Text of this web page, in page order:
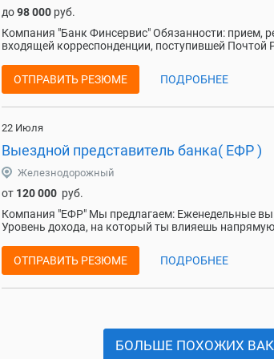
до98 000 руб.
Компания "Банк Финсервис" Обязанности: прием,
входящей корреспонденции, поступившей Почтой
ОТПРАВИТЬ РЕЗЮМЕ ПОДРОБНЕЕ
22 Июля
Выездной представитель банка( ЕФР )
Железнодорожный
от 120 000 руб.
Компания "ЕФР" Мы предлагаем: Еженедельные
Уровень дохода, на который ты влияешь
ОТПРАВИТЬ РЕЗЮМЕ ПОДРОБНЕЕ
БОЛЬШЕ ПОХОЖИХ